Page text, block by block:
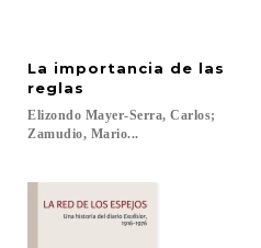
La importancia de las
reglas
Elizondo Mayer-Serra, Carlos;
Zamudio, Mario...